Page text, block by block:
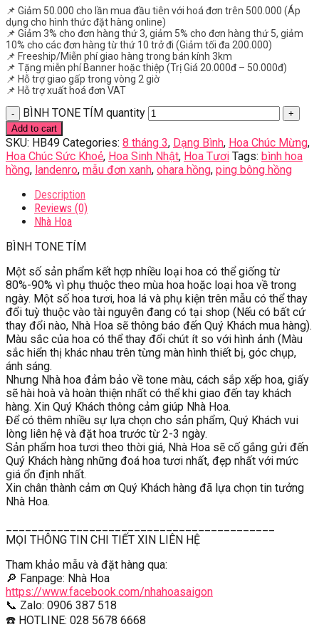
📌 Giảm 50.000 cho lần mua đầu tiên với hoá đơn trên 500.000 (Áp
dụng cho hình thức đặt hàng online)
📌 Giảm 3% cho đơn hàng thứ 3, giảm 5% cho đơn hàng thứ 5, giảm
10% cho các đơn hàng từ thứ 10 trở đi (Giảm tối đa 200.000)
📌 Freeship/Miễn phí giao hàng trong bán kính 3km
📌 Tặng miễn phí Banner hoặc thiệp (Trị Giá 20.000đ – 50.000đ)
📌 Hỗ trợ giao gấp trong vòng 2 giờ
📌 Hỗ trợ xuất hoá đơn VAT
BÌNH TONE TÍM quantity
Add to cart
SKU: HB49 Categories: 8 tháng 3, Dạng Bình, Hoa Chúc Mừng,
Hoa Chúc Sức Khoẻ, Hoa Sinh Nhật, Hoa Tươi Tags: bình hoa
hồng, landenro, mẫu đơn xanh, ohara hồng, ping bông hồng
Description
Reviews (0)
Nhà Hoa
BÌNH TONE TÍM
Một số sản phẩm kết hợp nhiều loại hoa có thể giống từ
80%-90% vì phụ thuộc theo mùa hoa hoặc loại hoa về trong
ngày. Một số hoa tươi, hoa lá và phụ kiện trên mẫu có thể thay
đổi tuỳ thuộc vào tài nguyên đang có tại shop (Nếu có bất cứ
thay đổi nào, Nhà Hoa sẽ thông báo đến Quý Khách mua hàng).
Màu sắc của hoa có thể thay đổi chút ít so với hình ảnh (Màu
sắc hiển thị khác nhau trên từng màn hình thiết bị, góc chụp,
ánh sáng.
Nhưng Nhà hoa đảm bảo về tone màu, cách sắp xếp hoa, giấy
sẽ hài hoà và hoàn thiện nhất có thể khi giao đến tay khách
hàng. Xin Quý Khách thông cảm giúp Nhà Hoa.
Để có thêm nhiều sự lựa chọn cho sản phẩm, Quý Khách vui
lòng liên hệ và đặt hoa trước từ 2-3 ngày.
Sản phẩm hoa tươi theo thời giá, Nhà Hoa sẽ cố gắng gửi đến
Quý Khách hàng những đoá hoa tươi nhất, đẹp nhất với mức
giá ổn định nhất.
Xin chân thành cảm ơn Quý Khách hàng đã lựa chọn tin tưởng
Nhà Hoa.
MỌI THÔNG TIN CHI TIẾT XIN LIÊN HỆ
Tham khảo mẫu và đặt hàng qua:
🔎 Fanpage: Nhà Hoa
https://www.facebook.com/nhahoasaigon
📞 Zalo: 0906 387 518
☎️ HOTLINE: 028 5678 6668